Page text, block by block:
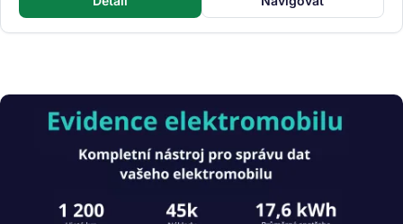
Obrázek